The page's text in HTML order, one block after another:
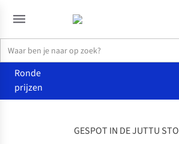
Ronde
prijzen
GESPOT IN DE JUTTU